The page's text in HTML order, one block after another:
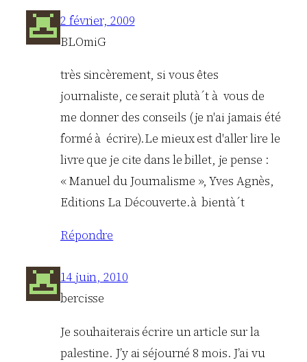
2 février, 2009
BLOmiG
très sincèrement, si vous êtes
journaliste, ce serait plutà´t à vous de
me donner des conseils (je n'ai jamais été
formé à écrire).Le mieux est d'aller lire le
livre que je cite dans le billet, je pense :
« Manuel du Journalisme », Yves Agnès,
Editions La Découverte.à bientà´t
Répondre
14 juin, 2010
bercisse
Je souhaiterais écrire un article sur la
palestine. J’y ai séjourné 8 mois. J’ai vu